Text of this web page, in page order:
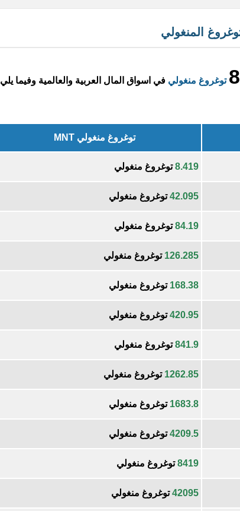
المنغولي
توغروغ منغولي في اسواق المال العربية والعالمية وفيما يلي
توغروغ منغولي MNT
8.419توغروغ منغولي
42.095توغروغ منغولي
84.19توغروغ منغولي
126.285 توغروغ منغولي
168.38 توغروغ منغولي
420.95توغروغ منغولي
841.9توغروغ منغولي
1262.85 توغروغ منغولي
1683.8 توغروغ منغولي
4209.5توغروغ منغولي
8419توغروغ منغولي
42095توغروغ منغولي